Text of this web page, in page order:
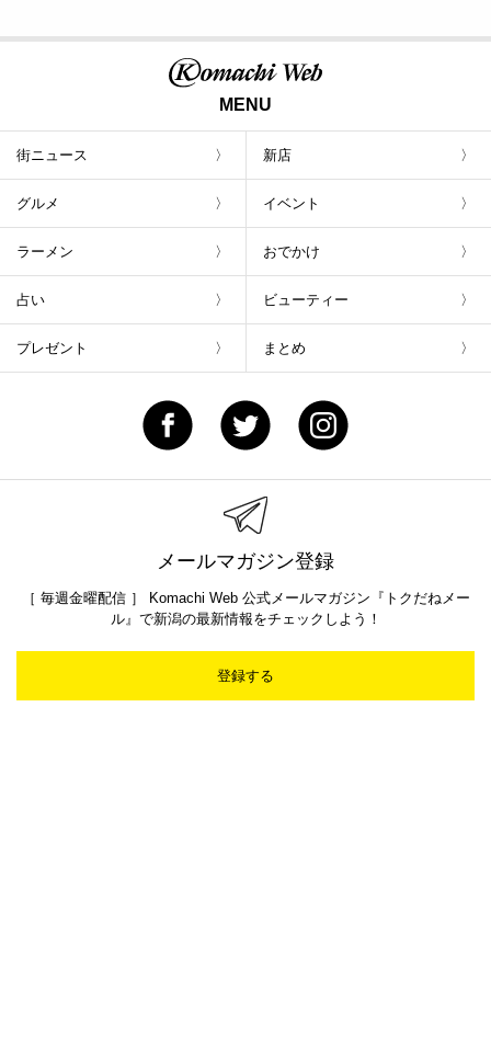
MENU
街ニュース 新店
グルメ イベント
ラーメン おでかけ
占い ビューティー
プレゼント まとめ
メールマガジン登録
［ 毎週金曜配信 ］ Komachi Web 公式メールマガジン『トクだねメー
ル』で新潟の最新情報をチェックしよう！
登録する